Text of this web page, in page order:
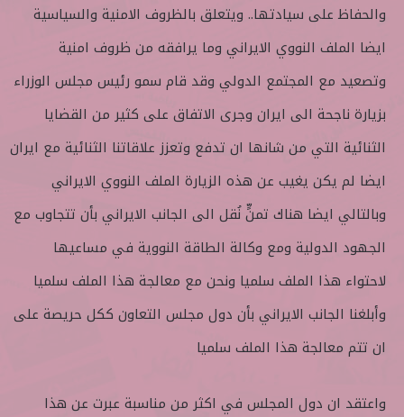
والحفاظ على سيادتها.. ويتعلق بالظروف الامنية والسياسية
ايضا الملف النووي الايراني وما يرافقه من ظروف امنية
وتصعيد مع المجتمع الدولي وقد قام سمو رئيس مجلس الوزراء
بزيارة ناجحة الى ايران وجرى الاتفاق على كثير من القضايا
الثنائية التي من شانها ان تدفع وتعزز علاقاتنا الثنائية مع ايران
ايضا لم يكن يغيب عن هذه الزيارة الملف النووي الايراني
وبالتالي ايضا هناك تمنٍّ نُقل الى الجانب الايراني بأن تتجاوب مع
الجهود الدولية ومع وكالة الطاقة النووية في مساعيها
لاحتواء هذا الملف سلميا ونحن مع معالجة هذا الملف سلميا
وأبلغنا الجانب الايراني بأن دول مجلس التعاون ككل حريصة على
ان تتم معالجة هذا الملف سلميا
واعتقد ان دول المجلس في اكثر من مناسبة عبرت عن هذا